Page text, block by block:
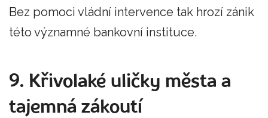
Bez pomoci vládní intervence tak hrozí zánik
této významné bankovní instituce.
9. Křivolaké uličky města a
tajemná zákoutí